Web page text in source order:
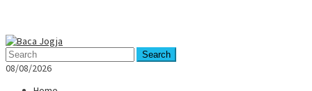
Mobile
Menu
Search
08/08/2026